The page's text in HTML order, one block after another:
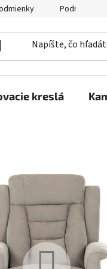
Podmienky
kreslá